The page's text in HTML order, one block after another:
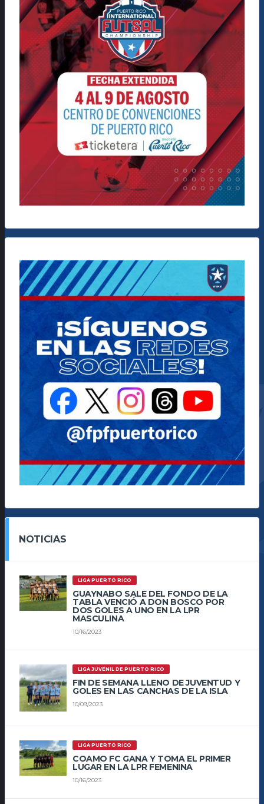
NOTICIAS
LIGA PUERTO RICO
GUAYNABO SALE DEL FONDO DE LA
TABLA VENCIÓ A DON BOSCO POR
DOS GOLES A UNO EN LA LPR
MASCULINA
10/16/2023
LIGA JUVENIL DE PUERTO RICO
FIN DE SEMANA LLENO DE JUVENTUD Y
GOLES EN LAS CANCHAS DE LA ISLA
10/09/2023
LIGA PUERTO RICO
COAMO FC GANA Y TOMA EL PRIMER
LUGAR EN LA LPR FEMENINA
10/16/2023